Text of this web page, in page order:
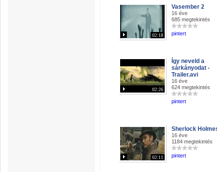
02:18
Vasember 2
16 éve
685 megtekintés
pintert
02:26
Így neveld a
sárkányodat -
Trailer.avi
16 éve
624 megtekintés
pintert
02:11
Sherlock
16 éve
1184 megtekintés
pintert